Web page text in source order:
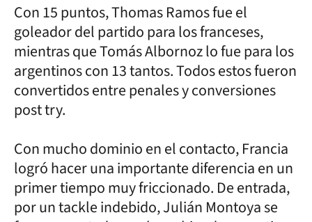
Con 15 puntos, Thomas Ramos fue el
goleador del partido para los franceses,
mientras que Tomás Albornoz lo fue para los
argentinos con 13 tantos. Todos estos fueron
convertidos entre penales y conversiones
post try.
Con mucho dominio en el contacto, Francia
logró hacer una importante diferencia en un
primer tiempo muy friccionado. De entrada,
por un tackle indebido, Julián Montoya se